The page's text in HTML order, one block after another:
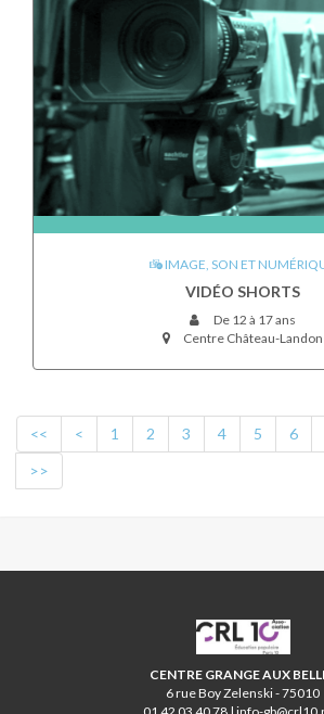
IMAGE, SON ET
VIDÉO SHORTS
De 12 à 17 ans
Centre Château-Landon
<< < 1 2 3 4 5 6
>>
CRL10
CENTRE GRANGE AUX
6 rue Boy Zelenski - 75010